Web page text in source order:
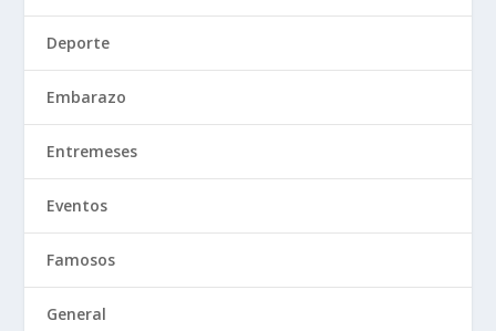
Deporte
Embarazo
Entremeses
Eventos
Famosos
General